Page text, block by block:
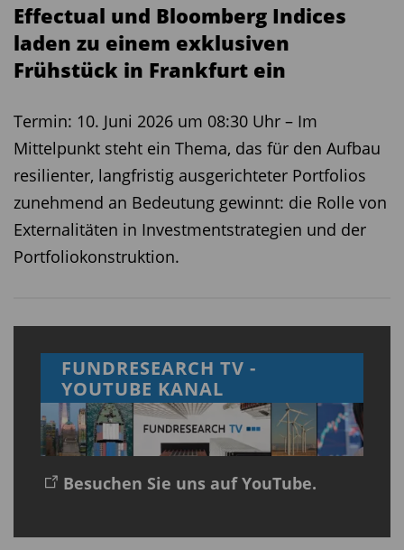
Effectual und Bloomberg Indices
laden zu einem exklusiven
Frühstück in Frankfurt ein
Termin: 10. Juni 2026 um 08:30 Uhr – Im
Mittelpunkt steht ein Thema, das für den Aufbau
resilienter, langfristig ausgerichteter Portfolios
zunehmend an Bedeutung gewinnt: die Rolle von
Externalitäten in Investmentstrategien und der
Portfoliokonstruktion.
FUNDRESEARCH TV -
YOUTUBE KANAL
Besuchen Sie uns auf YouTube.